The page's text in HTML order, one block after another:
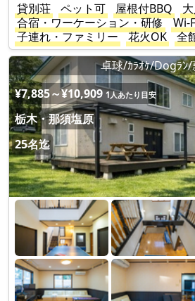
貸別荘
ペット可 屋根付BBQ
合宿・ワーケーション・研修
Wi-
子連れ・ファミリー
花火OK 全
卓球/ｶﾗｵｹ/Dogﾗﾝ/
¥7,885～¥10,909 1人あたり目安
栃木・那須塩原
25名迄